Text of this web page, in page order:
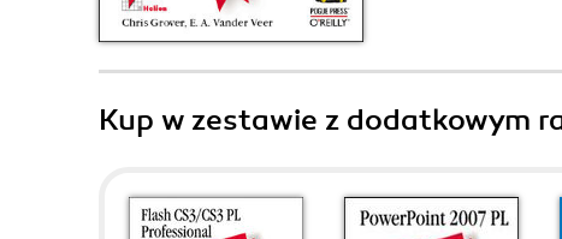
Kup w zestawie z dodatkowym